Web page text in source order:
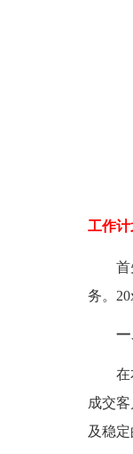
工作计
首先
务。
一
在本
成交
及稳